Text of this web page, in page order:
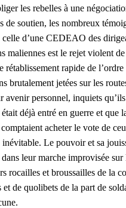
les rebelles à une
de soutien, les nombreux
d’une CEDEAO des
maliennes est le rejet violent
rétablissement rapide de
jetées sur les
personnel, inquiets
déjà entré en guerre et
acheter le vote de
Le pouvoir et sa
leur marche improvisée
rocailles et broussailles de la
de quolibets de la part de